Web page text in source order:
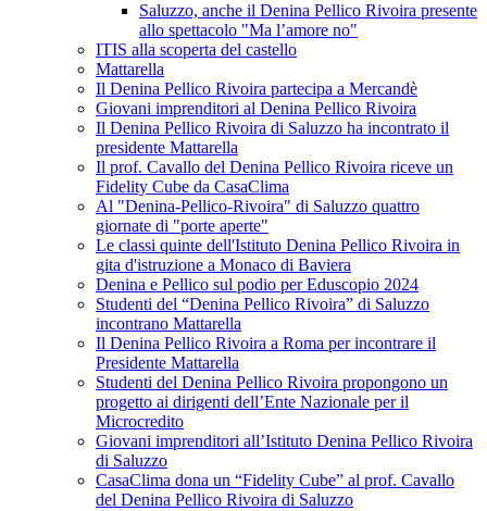
Saluzzo, anche il Denina Pellico Rivoira presente
allo spettacolo "Ma l’amore no"
ITIS alla scoperta del castello
Mattarella
Il Denina Pellico Rivoira partecipa a Mercandè
Giovani imprenditori al Denina Pellico Rivoira
Il Denina Pellico Rivoira di Saluzzo ha incontrato il
presidente Mattarella
Il prof. Cavallo del Denina Pellico Rivoira riceve un
Fidelity Cube da CasaClima
Al "Denina-Pellico-Rivoira" di Saluzzo quattro
giornate di "porte aperte"
Le classi quinte dell'Istituto Denina Pellico Rivoira in
gita d'istruzione a Monaco di Baviera
Denina e Pellico sul podio per Eduscopio 2024
Studenti del “Denina Pellico Rivoira” di Saluzzo
incontrano Mattarella
Il Denina Pellico Rivoira a Roma per incontrare il
Presidente Mattarella
Studenti del Denina Pellico Rivoira propongono un
progetto ai dirigenti dell’Ente Nazionale per il
Microcredito
Giovani imprenditori all’Istituto Denina Pellico Rivoira
di Saluzzo
CasaClima dona un “Fidelity Cube” al prof. Cavallo
del Denina Pellico Rivoira di Saluzzo